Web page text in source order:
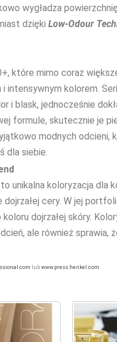
wygładza
dzięki Low-Odour
które mimo coraz
intensywnym kolorem.
i blask, jednocześnie
formule, skutecznie je
modnych odcieni,
dla siebie.
unikalna koloryzacja dla
cery. W jej
dojrzałej skóry.
ale również sprawia,
lub www.press.henkel.com